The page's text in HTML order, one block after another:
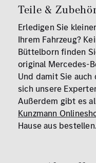
Teile &
Erledigen Sie
Ihrem Fahrzeug?
Büttelborn finden
original Mercedes-
Und damit Sie
sich unsere
Außerdem gibt es
Kunzmann
Hause aus bestellen.